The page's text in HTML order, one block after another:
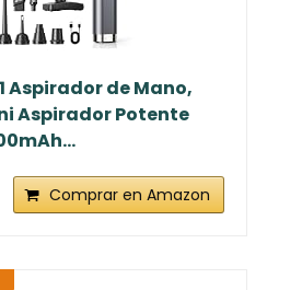
Aspirador de Mano,
Aspirador Potente
Comprar en Amazon